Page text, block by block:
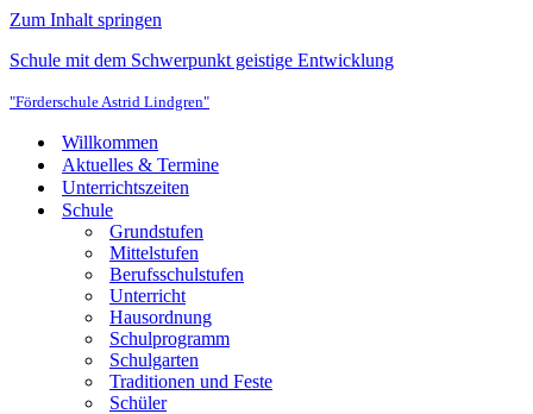
Zum Inhalt springen
Schule mit dem Schwerpunkt geistige Entwicklung
"Förderschule Astrid Lindgren"
Willkommen
Aktuelles & Termine
Unterrichtszeiten
Schule
Grundstufen
Mittelstufen
Berufsschulstufen
Unterricht
Hausordnung
Schulprogramm
Schulgarten
Traditionen und Feste
Schüler